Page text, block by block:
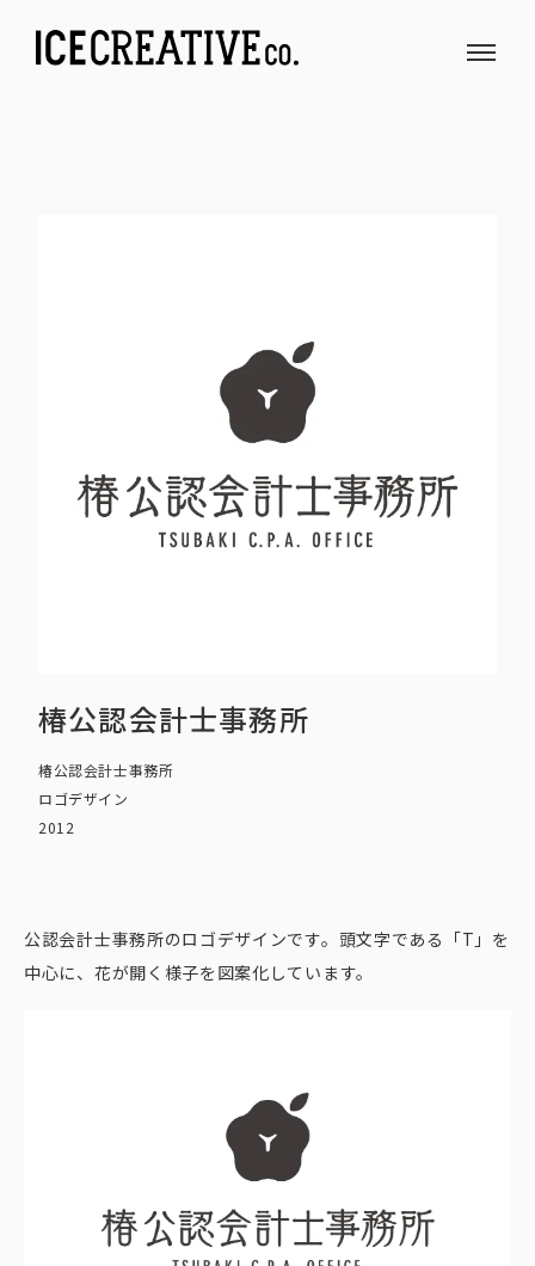
椿公認会計士事務所
椿公認会計士事務所
ロゴデザイン
2012
公認会計士事務所のロゴデザインです。頭文字である「T」を
中心に、花が開く様子を図案化しています。